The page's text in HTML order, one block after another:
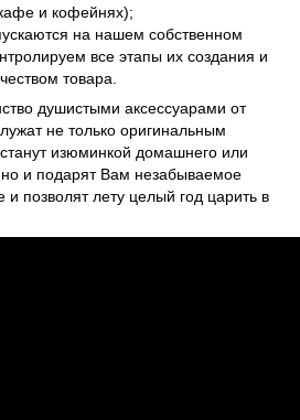
и кофейнях);
на нашем собственном
все этапы их создания и
товара.
душистыми аксессуарами от
не только оригинальным
изюминкой домашнего или
но и подарят Вам незабываемое
и позволят лету целый год царить в